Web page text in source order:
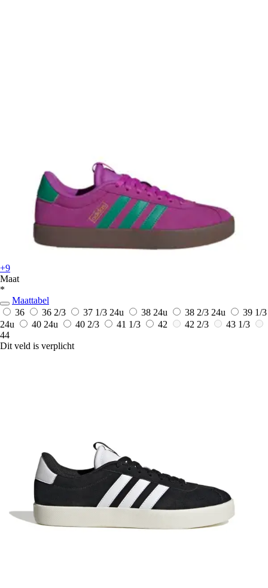
+9
Maat
*
Maattabel
36
36 2/3 37 1/3 24u 38 24u 38 2/3 24u
39 1/3
24u
40 24u 40 2/3 41 1/3 42 42 2/3
43 1/3
44
Dit veld is verplicht